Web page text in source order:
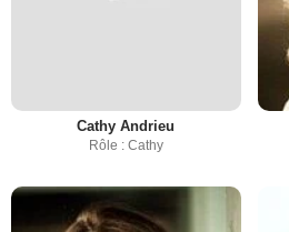
Cathy Andrieu
Rôle : Cathy